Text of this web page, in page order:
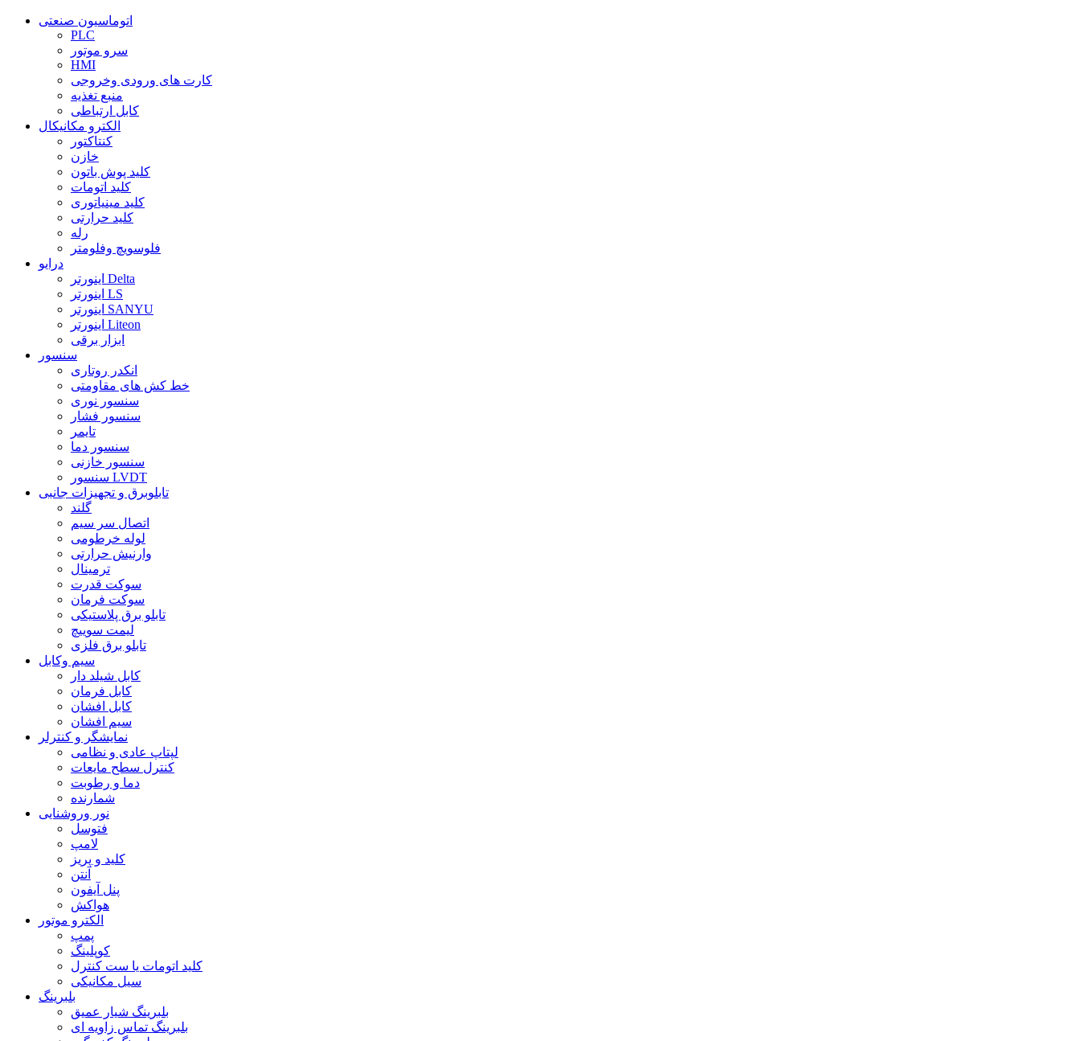
اتوماسیون صنعتی
PLC
سرو موتور
HMI
کارت های ورودی وخروجی
منبع تغذیه
کابل ارتباطی
الکترو مکانیکال
کنتاکتور
خازن
کلید پوش باتون
کلید اتومات
کلید مینیاتوری
کلید حرارتی
رله
فلوسویچ وفلومتر
درایو
اینورتر Delta
اینورتر LS
اینورتر SANYU
اینورتر Liteon
ابزار برقی
سنسور
انکدر روتاری
خط کش های مقاومتی
سنسور نوری
سنسور فشار
تایمر
سنسور دما
سنسور خازنی
سنسور LVDT
تابلوبرق و تجهیزات جانبی
گلند
اتصال سر سیم
لوله خرطومی
وارنیش حرارتی
ترمینال
سوکت قدرت
سوکت فرمان
تابلو برق پلاستیکی
لیمت سوییچ
تابلو برق فلزی
سیم وکابل
کابل شیلد دار
کابل فرمان
کابل افشان
سیم افشان
نمایشگر و کنترلر
لپتاپ عادی و نظامی
کنترل سطح مایعات
دما و رطوبت
شمارنده
نور وروشنایی
فتوسل
لامپ
کلید و پریز
آنتن
پنل آیفون
هواکش
الکترو موتور
پمپ
کوپلینگ
کلید اتومات یا ست کنترل
سیل مکانیکی
بلبرینگ
بلبرینگ شیار عمیق
بلبرینگ تماس زاویه ای